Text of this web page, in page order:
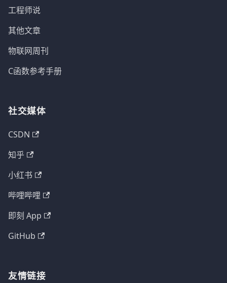
工程师说
其他文章
物联网周刊
C函数参考手册
社交媒体
CSDN
知乎
小红书
哔哩哔哩
即刻 App
GitHub
友情链接